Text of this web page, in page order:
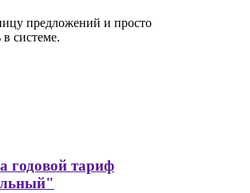
предложений и просто
в системе.
годовой тариф